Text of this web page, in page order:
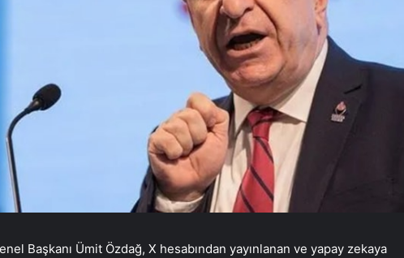
Başkanı Ümit Özdağ, X hesabından yayınlanan ve yapay zekaya